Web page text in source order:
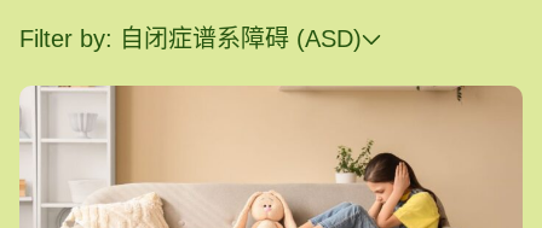
常规工作坊
Filter by: 自闭症谱系障碍 (ASD)